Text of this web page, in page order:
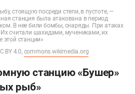
стоящую посреди степи, в пустоте, —
станция была атакована в период
В нее били бомбы, снаряды. При атаках
считали шахидами, мучениками, их
этой станции»
BY 4.0, commons.wikimedia.org
станцию «Бушер»
рыб»